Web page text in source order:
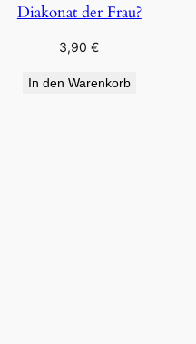
Diakonat der Frau?
3,90€
In den Warenkorb